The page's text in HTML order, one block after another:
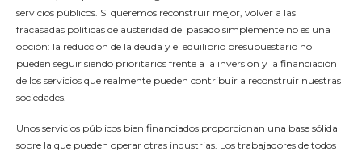
servicios públicos. Si queremos reconstruir mejor, volver a las
fracasadas políticas de austeridad del pasado simplemente no es una
opción: la reducción de la deuda y el equilibrio presupuestario no
pueden seguir siendo prioritarios frente a la inversión y la financiación
de los servicios que realmente pueden contribuir a reconstruir nuestras
sociedades.
Unos servicios públicos bien financiados proporcionan una base sólida
sobre la que pueden operar otras industrias. Los trabajadores de todos